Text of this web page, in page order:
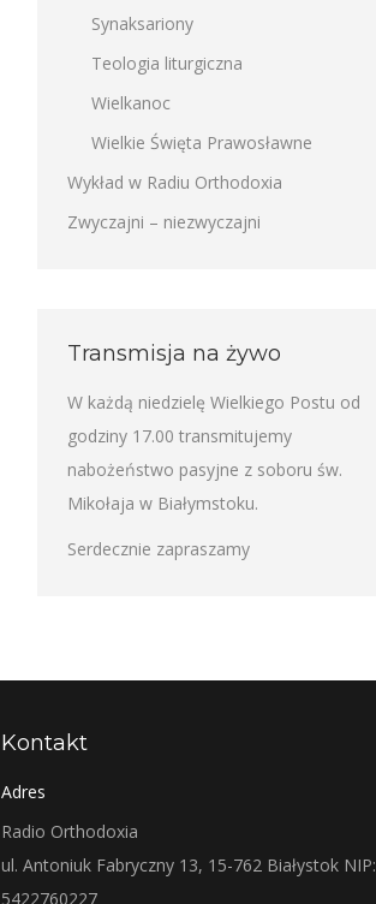
Synaksariony
Teologia liturgiczna
Wielkanoc
Wielkie Święta Prawosławne
Wykład w Radiu Orthodoxia
Zwyczajni – niezwyczajni
Transmisja na żywo
W każdą niedzielę Wielkiego Postu od
godziny 17.00 transmitujemy
nabożeństwo pasyjne z soboru św.
Mikołaja w Białymstoku.
Serdecznie zapraszamy
Kontakt
Adres
Radio Orthodoxia
ul. Antoniuk Fabryczny 13, 15-762 Białystok NIP:
5422760227